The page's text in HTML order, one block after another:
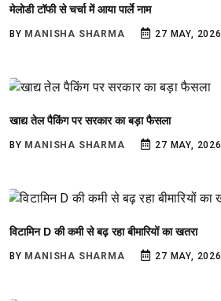
मेलोडी टॉफी से चर्चा में आया पार्ले नाम
BY MANISHA SHARMA 27 MAY, 2026
खाद्य तेल पैकिंग पर सरकार का बड़ा फैसला
BY MANISHA SHARMA 27 MAY, 2026
विटामिन D की कमी से बढ़ रहा बीमारियों का खतरा
BY MANISHA SHARMA 27 MAY, 2026